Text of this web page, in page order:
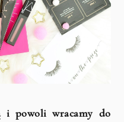
i powoli wracamy do